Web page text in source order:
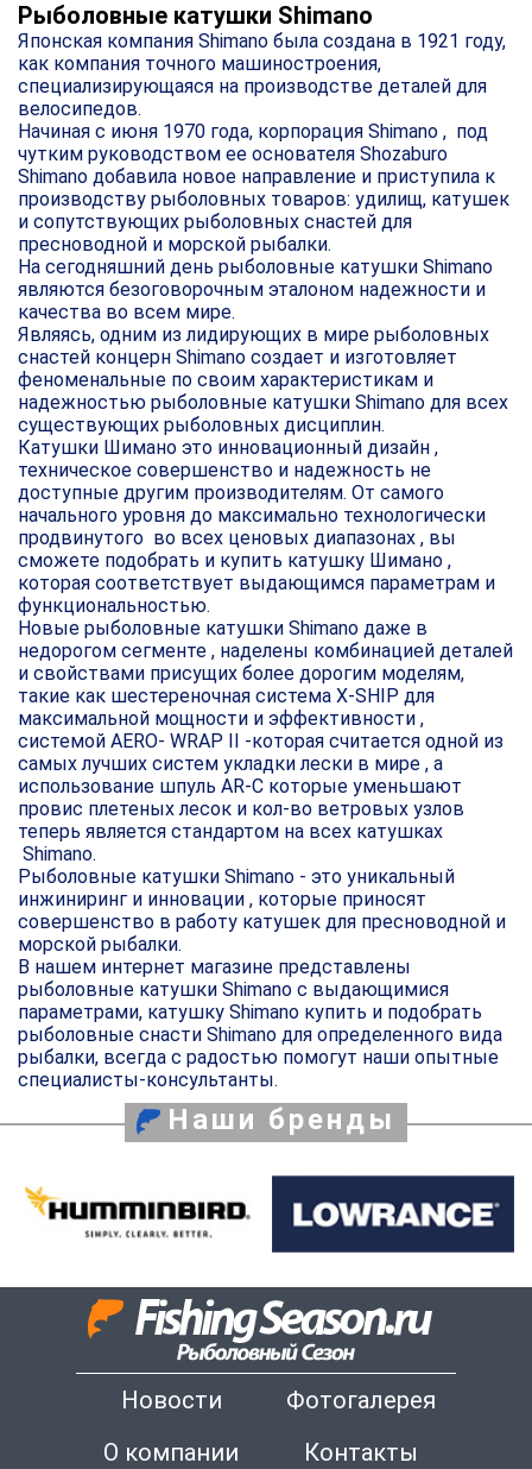
Рыболовные катушки Shimano
Японская компания Shimano была создана в 1921 году,
как компания точного машиностроения,
специализирующаяся на производстве деталей для
велосипедов.
Начиная с июня 1970 года, корпорация Shimano , под
чутким руководством ее основателя Shozaburo
Shimano добавила новое направление и приступила к
производству рыболовных товаров: удилищ, катушек
и сопутствующих рыболовных снастей для
пресноводной и морской рыбалки.
На сегодняшний день рыболовные катушки Shimano
являются безоговорочным эталоном надежности и
качества во всем мире.
Являясь, одним из лидирующих в мире рыболовных
снастей концерн Shimano создает и изготовляет
феноменальные по своим характеристикам и
надежностью рыболовные катушки Shimano для всех
существующих рыболовных дисциплин.
Катушки Шимано это инновационный дизайн ,
техническое совершенство и надежность не
доступные другим производителям. От самого
начального уровня до максимально технологически
продвинутого во всех ценовых диапазонах , вы
сможете подобрать и купить катушку Шимано ,
которая соответствует выдающимся параметрам и
функциональностью.
Новые рыболовные катушки Shimano даже в
недорогом сегменте , наделены комбинацией деталей
и свойствами присущих более дорогим моделям,
такие как шестереночная система X-SHIP для
максимальной мощности и эффективности ,
системой AERO- WRAP II -которая считается одной из
самых лучших систем укладки лески в мире , а
использование шпуль AR-C которые уменьшают
провис плетеных лесок и кол-во ветровых узлов
теперь является стандартом на всех катушках
Shimano.
Рыболовные катушки Shimano - это уникальный
инжиниринг и инновации , которые приносят
совершенство в работу катушек для пресноводной и
морской рыбалки.
В нашем интернет магазине представлены
рыболовные катушки Shimano с выдающимися
параметрами, катушку Shimano купить и подобрать
рыболовные снасти Shimano для определенного вида
рыбалки, всегда с радостью помогут наши опытные
специалисты-консультанты.
Наши бренды
Новости
Фотогалерея
О компании
Контакты